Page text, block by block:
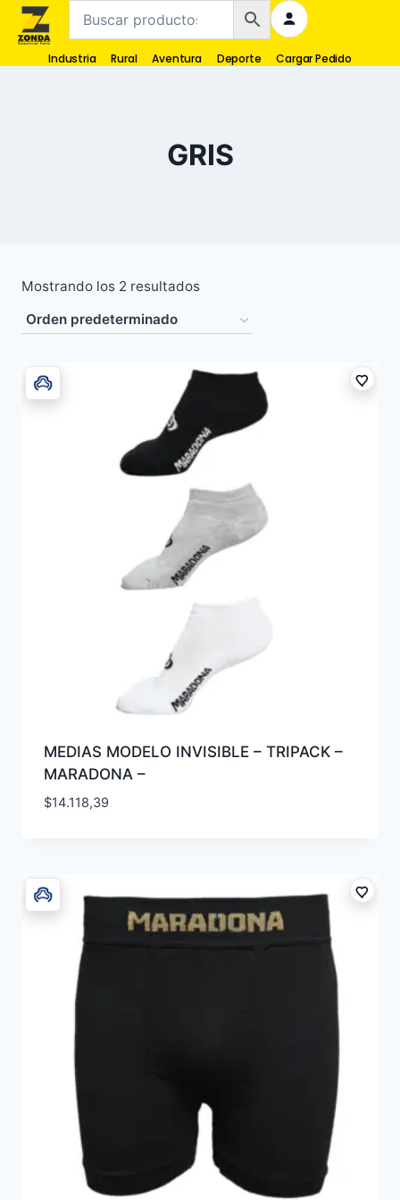
Industria Rural Aventura Deporte Cargar Pedido
GRIS
Mostrando los 2 resultados
MEDIAS MODELO INVISIBLE – TRIPACK –
MARADONA –
$14.118,39